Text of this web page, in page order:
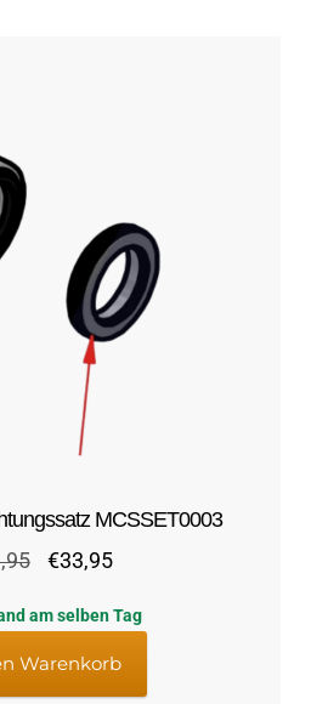
MCSSET0003
Ursprünglicher
war:
€41,95
€33,95Aktueller
ist:
€33,95.
am selben Tag
Warenkorb